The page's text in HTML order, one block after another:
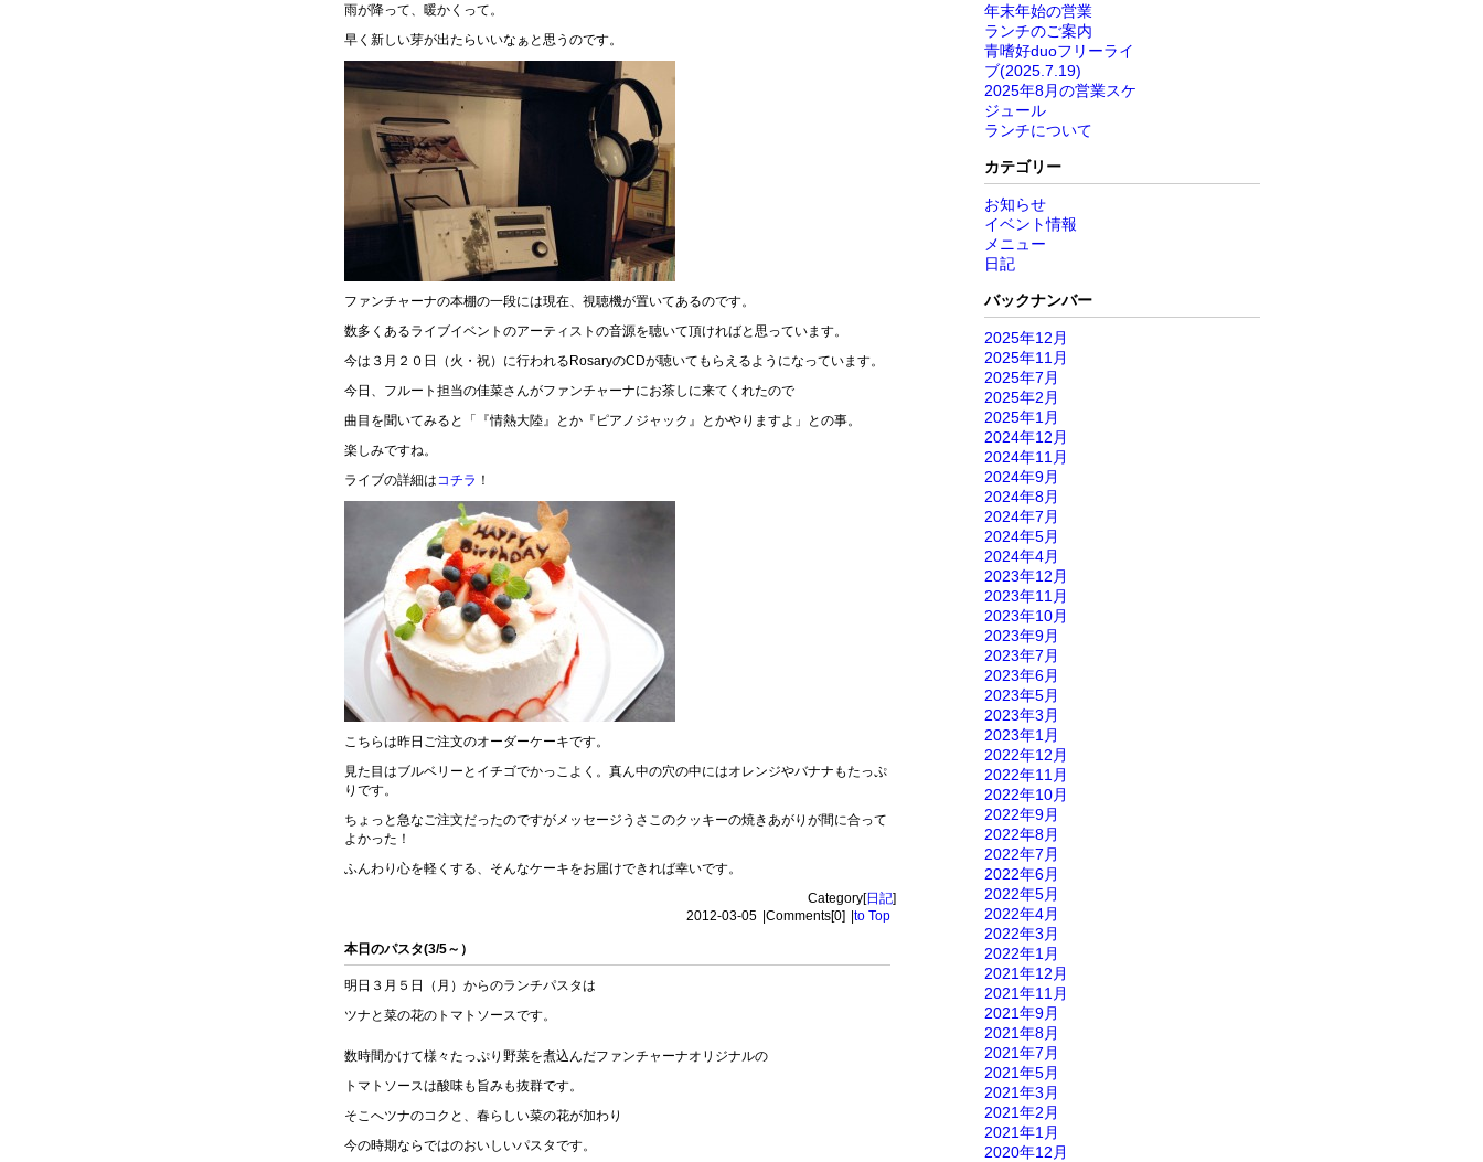
雨が降って、暖かくって。
早く新しい芽が出たらいいなぁと思うのです。
ファンチャーナの本棚の一段には現在、視聴機が置いてあるのです。
数多くあるライブイベントのアーティストの音源を聴いて頂ければと思っています。
今は３月２０日（火・祝）に行われるRosaryのCDが聴いてもらえるようになっています。
今日、フルート担当の佳菜さんがファンチャーナにお茶しに来てくれたので
曲目を聞いてみると「『情熱大陸』とか『ピアノジャック』とかやりますよ」との事。
楽しみですね。
ライブの詳細はコチラ ！
こちらは昨日ご注文のオーダーケーキです。
見た目はブルベリーとイチゴでかっこよく。真ん中の穴の中にはオレンジやバナナもたっぷ
りです。
ちょっと急なご注文だったのですがメッセージうさこのクッキーの焼きあがりが間に合って
よかった！
ふんわり心を軽くする、そんなケーキをお届けできれば幸いです。
Category[日記]
2012-03-05 Comments[0] to Top
本日のパスタ(3/5～）
明日３月５日（月）からのランチパスタは
ツナと菜の花のトマトソースです。
数時間かけて様々たっぷり野菜を煮込んだファンチャーナオリジナルの
トマトソースは酸味も旨みも抜群です。
そこへツナのコクと、春らしい菜の花が加わり
今の時期ならではのおいしいパスタです。
年末年始の営業
ランチのご案内
青嗜好duoフリーライ
ブ(2025.7.19)
2025年8月の営業スケ
ジュール
ランチについて
カテゴリー
お知らせ
イベント情報
メニュー
日記
バックナンバー
2025年12月
2025年11月
2025年7月
2025年2月
2025年1月
2024年12月
2024年11月
2024年9月
2024年8月
2024年7月
2024年5月
2024年4月
2023年12月
2023年11月
2023年10月
2023年9月
2023年7月
2023年6月
2023年5月
2023年3月
2023年1月
2022年12月
2022年11月
2022年10月
2022年9月
2022年8月
2022年7月
2022年6月
2022年5月
2022年4月
2022年3月
2022年1月
2021年12月
2021年11月
2021年9月
2021年8月
2021年7月
2021年5月
2021年3月
2021年2月
2021年1月
2020年12月